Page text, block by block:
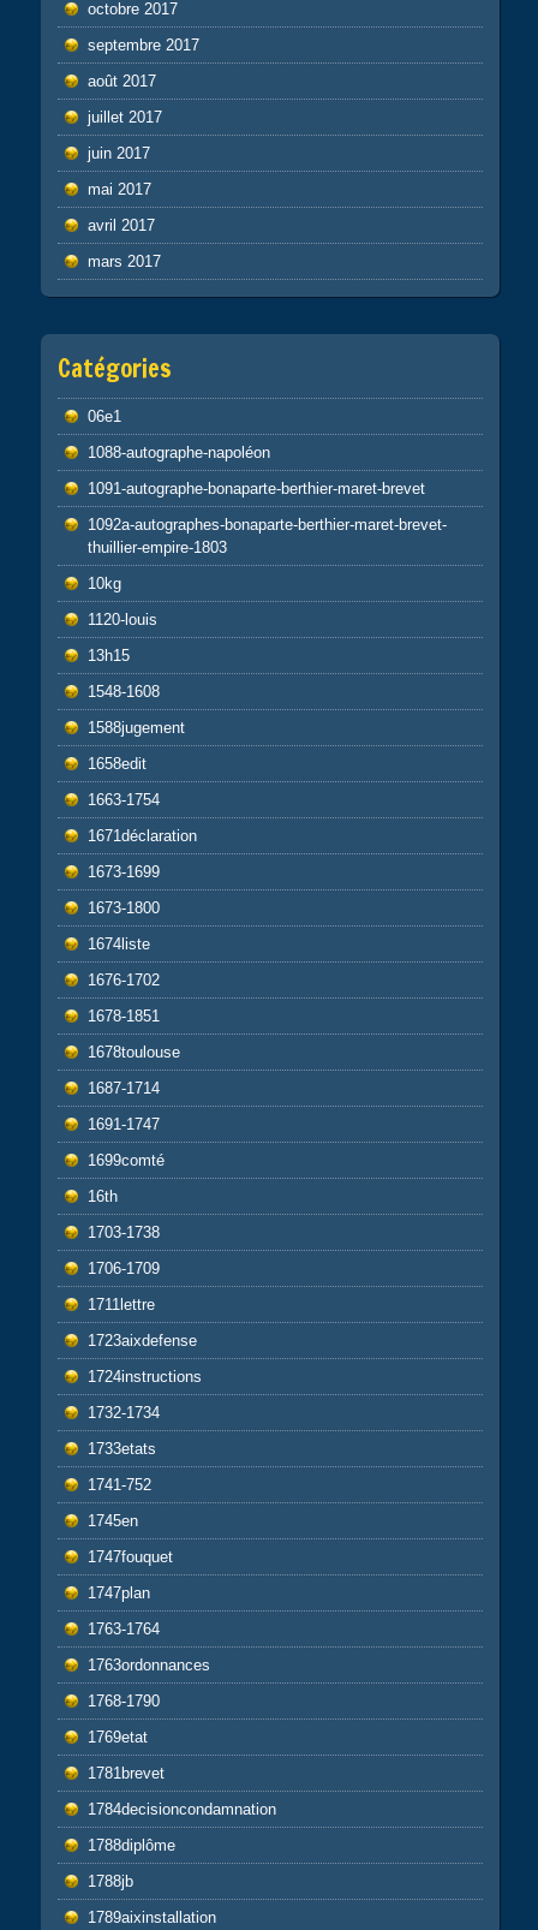
octobre 2017
septembre 2017
août 2017
juillet 2017
juin 2017
mai 2017
avril 2017
mars 2017
Catégories
06e1
1088-autographe-napoléon
1091-autographe-bonaparte-berthier-maret-brevet
1092a-autographes-bonaparte-berthier-maret-brevet-
thuillier-empire-1803
10kg
1120-louis
13h15
1548-1608
1588jugement
1658edit
1663-1754
1671déclaration
1673-1699
1673-1800
1674liste
1676-1702
1678-1851
1678toulouse
1687-1714
1691-1747
1699comté
16th
1703-1738
1706-1709
1711lettre
1723aixdefense
1724instructions
1732-1734
1733etats
1741-752
1745en
1747fouquet
1747plan
1763-1764
1763ordonnances
1768-1790
1769etat
1781brevet
1784decisioncondamnation
1788diplôme
1788jb
1789aixinstallation